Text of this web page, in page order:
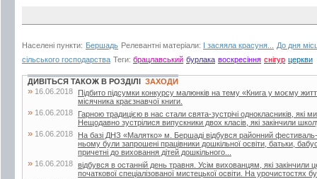
Населені пункти: Бершадь Релевантні матеріали: І засяяла красуня...
До дня
сільського господарства Теги: брацлавський бурлака воскресіння снігур церкви
ДИВІТЬСЯ ТАКОЖ В РОЗДІЛІ ЗАХОДИ
» 16.06.2018
Підбито підсумки конкурсу малюнків на тему «Книга у моєму
місячника краєзнавчої книги.
» 16.06.2018
Гарною традицією в нас стали свята-зустрічі однокласників, які
Нещодавно зустрілися випускники двох класів, які закінчили
» 16.06.2018
На базі ДНЗ «Малятко» м. Бершаді відбувся районний
ньому були запрошені працівники дошкільної освіти, батьки,
причетні до виховання дітей дошкільного...
» 16.06.2018 відбувся в останній день травня. Усім вихованцям, які
початкової спеціалізованої мистецької освіти. На урочистостях